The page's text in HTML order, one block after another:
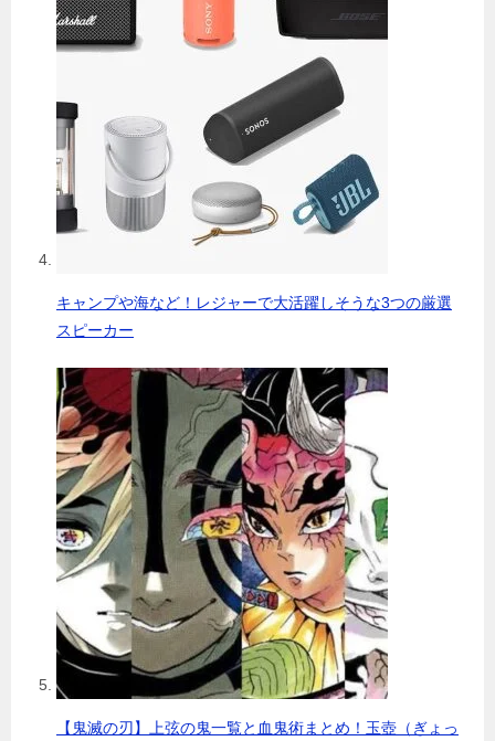
キャンプや海など！レジャーで大活躍しそうな3つの厳選
スピーカー
【鬼滅の刃】上弦の鬼一覧と血鬼術まとめ！玉壺（ぎょっ